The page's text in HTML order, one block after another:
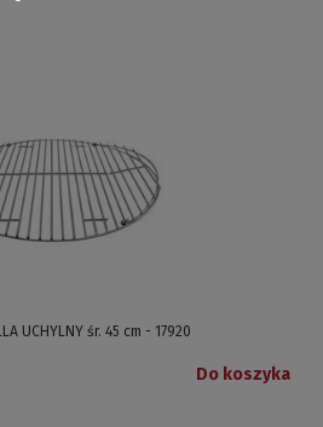
UCHYLNY śr. 45 cm - 17920
Do koszyka